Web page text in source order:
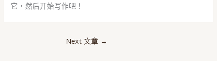
它，然后开始写作吧！
Next 文章 →